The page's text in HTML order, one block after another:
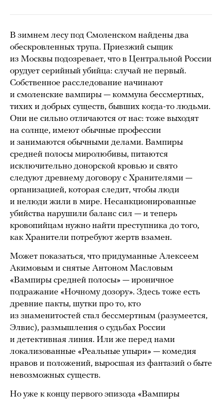
В зимнем лесу под Смоленском найдены два
обескровленных трупа. Приезжий сыщик
из Москвы подозревает, что в Центральной России
орудует серийный убийца: случай не первый.
Собственное расследование начинают
и смоленские вампиры — коммуна бессмертных,
тихих и добрых существ, бывших когда-то людьми.
Они не сильно отличаются от нас: тоже выходят
на солнце, имеют обычные профессии
и занимаются обычными делами. Вампиры
средней полосы миролюбивы, питаются
исключительно донорской кровью и свято
следуют древнему договору с Хранителями —
организацией, которая следит, чтобы люди
и нелюди жили в мире. Несанкционированные
убийства нарушили баланс сил — и теперь
кровопийцам нужно найти преступника до того,
как Хранители потребуют жертв взамен.
Может показаться, что придуманные Алексеем
Акимовым и снятые Антоном Масловым
«Вампиры средней полосы» — ироничное
подражание «Ночному дозору». Здесь тоже есть
древние пакты, шутки про то, кто
из знаменитостей стал бессмертным (разумеется,
Элвис), размышления о судьбах России
и детективная линия. Или же перед нами
локализованные «Реальные упыри» — комедия
нравов и положений, выросшая из фантазий о быте
невозможных существ.
Но уже к концу первого эпизода «Вампиры